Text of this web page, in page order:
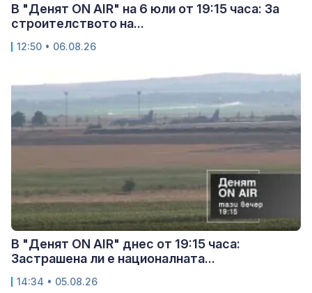
В "Денят ON AIR" на 6 юли от 19:15 часа: За
строителството на...
12:50 • 06.08.26
В "Денят ON AIR" днес от 19:15 часа:
Застрашена ли е националната...
14:34 • 05.08.26